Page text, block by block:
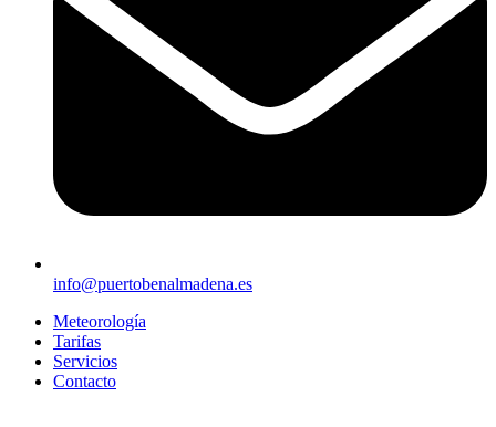
info@puertobenalmadena.es
Meteorología
Tarifas
Servicios
Contacto